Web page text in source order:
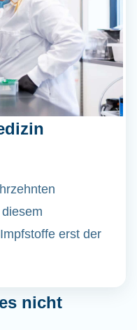
erst der
nicht